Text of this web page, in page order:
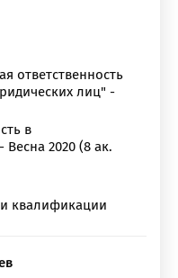
ответственность
лиц" -
в
2020 (8 ак.
квалификации